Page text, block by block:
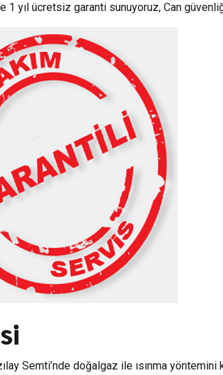
yıl ücretsiz garanti sunuyoruz, Can
Semti’nde doğalgaz ile ısınma